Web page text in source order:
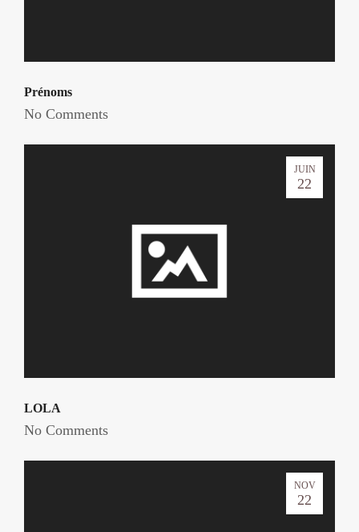
Prénoms
No Comments
JUIN
22
LOLA
No Comments
NOV
22